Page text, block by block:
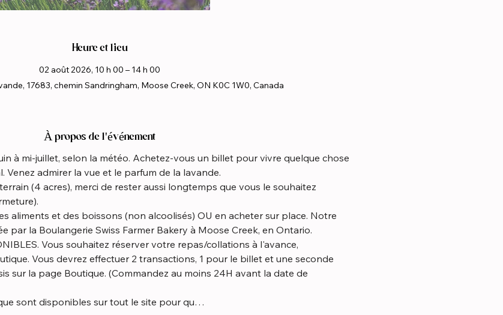
Heure et lieu
02 août 2026, 10 h 00 – 14 h 00
17683, chemin Sandringham, Moose Creek, ON K0C 1W0, Canada
À propos de l'événement
à mi-juillet, selon la météo. Achetez-vous un billet pour vivre quelque chose
Venez admirer la vue et le parfum de la lavande.
par la Boulangerie Swiss Farmer Bakery à Moose Creek, en Ontario.
Vous devrez effectuer 2 transactions, 1 pour le billet et une seconde
sur la page Boutique. (Commandez au moins 24H avant la date de
sont disponibles sur tout le site pour qu…